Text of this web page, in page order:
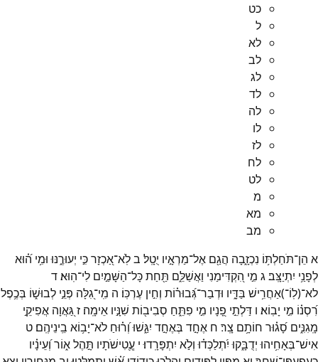
כט
ל
לא
לב
לג
לד
לה
לו
לז
לח
לט
מ
מא
מב
א הֵן־תֹּחַלְתּ֥וֹ נִכְזָ֑בָה הֲגַ֖ם אֶל־מַרְאָ֣יו יֻטָֽל׃ בלֹֽא־אַ֭כְזָרכִּ֣י יְעוּרֶ֑נּוּ וּמִ֥י ה֝֗וּא
לְפָנַ֥י יִתְיַצָּֽב׃ג מִ֣י הִ֭קְדִּימַנִי וַאֲשַׁלֵּ֑ם תַּ֖חַתכָּל־הַשָּׁמַ֣יִם לִי־הֽוּא׃ד
לא־(לֽוֹ־)אַחֲרִ֥ישׁ בַּדָּ֑יו וּדְבַר־גְּ֝בוּר֗וֹת וְחִ֣ין עֶרְכּֽוֹ׃ ה מִֽי־גִ֭לָּה פְּנֵ֣י לְבוּשׁ֑וֹ בְּכֶ֥פֶל
רִ֝סְנ֗וֹ מִ֣י יָבֽוֹא׃ ו דַּלְתֵ֣י פָ֭נָיו מִ֣י פִתֵּ֑חַ סְבִיב֖וֹת שִׁנָּ֣יו אֵימָֽה׃ זגַּ֭אֲוָה אֲפִיקֵ֣י
מָֽגִנִּ֑ים סָ֝ג֗וּר חוֹתָ֥ם צָֽר׃ ח אֶחָ֣ד בְּאֶחָ֣ד יִגַּ֑שׁוּוְ֝ר֗וּחַ לֹא־יָב֥וֹא בֵֽינֵיהֶֽם׃ ט
אִישׁ־בְּאָחִ֥יהוּ יְדֻבָּ֑קוּ יִ֝תְלַכְּד֗וּ וְלֹ֣א יִתְפָּרָֽדוּ׃ י עֲ‍ֽ֭טִישֹׁתָיו תָּ֣הֶלא֑וֹרוְ֝עֵינָ֗יו